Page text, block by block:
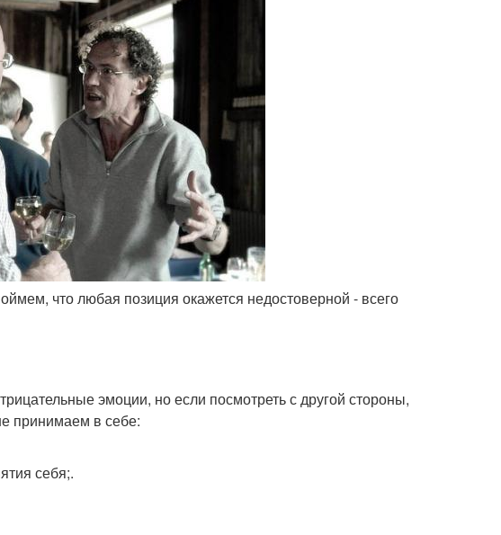
что любая позиция окажется недостоверной - всего
эмоции, но если посмотреть с другой стороны,
принимаем в себе:
себя;.